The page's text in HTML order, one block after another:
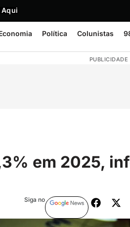
Política Colunistas
PUBLICIDADE
em 2025,
Siga no